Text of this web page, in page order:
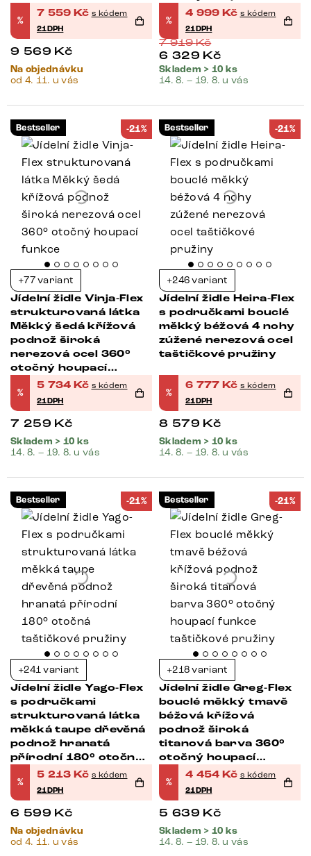
%
7 559 Kč s kódem
21DPH
9 569 Kč
Na objednávku
od 4. 11. u vás
funkce taštičkové
pružiny
%
4 999 Kč s kódem
21DPH
7 919Kč
6 329 Kč
Skladem > 10 ks
14. 8. – 19. 8. u vás
Bestseller -21%
+77 variant
Jídelní židle Vinja-Flex
strukturovaná látka
Měkký šedá křížová
podnož široká
nerezová ocel 360°
otočný houpací
funkce
%
5 734 Kč s kódem
21DPH
7 259 Kč
Skladem > 10 ks
14. 8. – 19. 8. u vás
Bestseller -21%
+246 variant
Jídelní židle Heira-Flex
s područkami bouclé
měkký béžová 4 nohy
zúžené nerezová ocel
taštičkové pružiny
%
6 777 Kč s kódem
21DPH
8 579 Kč
Skladem > 10 ks
14. 8. – 19. 8. u vás
Bestseller -21%
+241 variant
Jídelní židle Yago-Flex
s područkami
strukturovaná látka
měkká taupe dřevěná
podnož hranatá
přírodní 180° otočná
taštičkové pružiny
%
5 213 Kč s kódem
21DPH
6 599 Kč
Na objednávku
od 4. 11. u vás
Bestseller -21%
+218 variant
Jídelní židle Greg-Flex
bouclé měkký tmavě
béžová křížová
podnož široká
titanová barva 360°
otočný houpací
funkce taštičkové
pružiny
%
4 454 Kč s kódem
21DPH
5 639 Kč
Skladem > 10 ks
14. 8. – 19. 8. u vás